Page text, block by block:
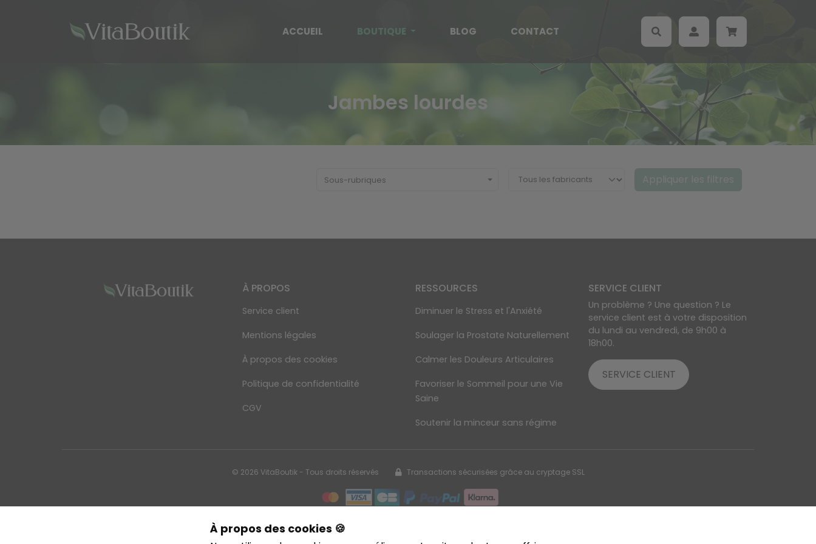
ACCUEIL BOUTIQUE BLOG CONTACT
Jambes lourdes
Sous-rubriques Appliquer les filtres
À PROPOS
Service client
Mentions légales
À propos des cookies
Politique de confidentialité
CGV
RESSOURCES
Diminuer le Stress et l'Anxiété
Soulager la Prostate Naturellement
Calmer les Douleurs Articulaires
Favoriser le Sommeil pour une Vie
Saine
Soutenir la minceur sans régime
SERVICE CLIENT
Un problème ? Une question ? Le
service client est à votre disposition
du lundi au vendredi, de 9h00 à
18h00.
SERVICE CLIENT
© 2026 VitaBoutik - Tous droits réservés Transactions sécurisées grâce au cryptage SSL
À propos des cookies 🍪